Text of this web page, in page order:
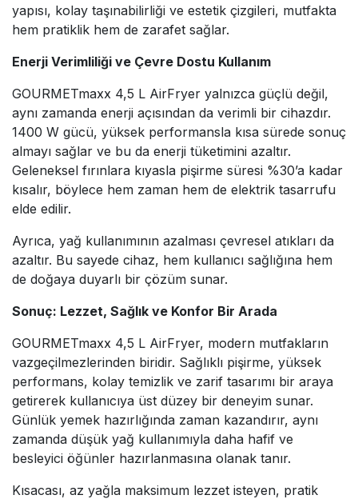
yapısı, kolay taşınabilirliği ve estetik çizgileri, mutfakta
hem pratiklik hem de zarafet sağlar.
Enerji Verimliliği ve Çevre Dostu Kullanım
GOURMETmaxx 4,5 L AirFryer yalnızca güçlü değil,
aynı zamanda enerji açısından da verimli bir cihazdır.
1400 W gücü, yüksek performansla kısa sürede sonuç
almayı sağlar ve bu da enerji tüketimini azaltır.
Geleneksel fırınlara kıyasla pişirme süresi %30’a kadar
kısalır, böylece hem zaman hem de elektrik tasarrufu
elde edilir.
Ayrıca, yağ kullanımının azalması çevresel atıkları da
azaltır. Bu sayede cihaz, hem kullanıcı sağlığına hem
de doğaya duyarlı bir çözüm sunar.
Sonuç: Lezzet, Sağlık ve Konfor Bir Arada
GOURMETmaxx 4,5 L AirFryer, modern mutfakların
vazgeçilmezlerinden biridir. Sağlıklı pişirme, yüksek
performans, kolay temizlik ve zarif tasarımı bir araya
getirerek kullanıcıya üst düzey bir deneyim sunar.
Günlük yemek hazırlığında zaman kazandırır, aynı
zamanda düşük yağ kullanımıyla daha hafif ve
besleyici öğünler hazırlanmasına olanak tanır.
Kısacası, az yağla maksimum lezzet isteyen, pratik